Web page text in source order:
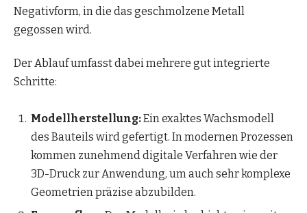
Negativform, in die das geschmolzene Metall
gegossen wird.
Der Ablauf umfasst dabei mehrere gut integrierte
Schritte:
Modellherstellung:Ein exaktes Wachsmodell
des Bauteils wird gefertigt. In modernen Prozessen
kommen zunehmend digitale Verfahren wie der
3D-Druck zur Anwendung, um auch sehr komplexe
Geometrien präzise abzubilden.